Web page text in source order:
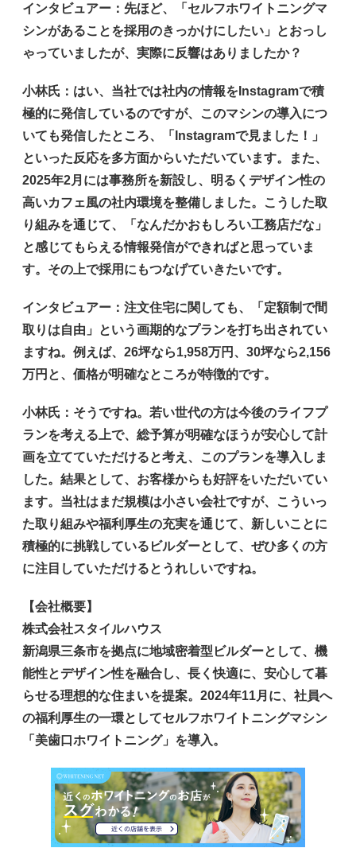
インタビュアー ：先ほど、「セルフホワイトニングマ
シンがあることを採用のきっかけにしたい」とおっし
ゃっていましたが、実際に反響はありましたか？
小林氏 ：はい、当社では社内の情報をInstagramで積
極的に発信しているのですが、このマシンの導入につ
いても発信したところ、「Instagramで見ました！」
といった反応を多方面からいただいています。また、
2025年2月には事務所を新設し、明るくデザイン性の
高いカフェ風の社内環境を整備しました。こうした取
り組みを通じて、「なんだかおもしろい工務店だな」
と感じてもらえる情報発信ができればと思っていま
す。その上で採用にもつなげていきたいです。
インタビュアー ：注文住宅に関しても、「定額制で間
取りは自由」という画期的なプランを打ち出されてい
ますね。例えば、26坪なら1,958万円、30坪なら2,156
万円と、価格が明確なところが特徴的です。
小林氏 ：そうですね。若い世代の方は今後のライフプ
ランを考える上で、総予算が明確なほうが安心して計
画を立てていただけると考え、このプランを導入しま
した。結果として、お客様からも好評をいただいてい
ます。当社はまだ規模は小さい会社ですが、こういっ
た取り組みや福利厚生の充実を通じて、新しいことに
積極的に挑戦しているビルダーとして、ぜひ多くの方
に注目していただけるとうれしいですね。
【会社概要】
株式会社スタイルハウス
新潟県三条市を拠点に地域密着型ビルダーとして、機
能性とデザイン性を融合し、長く快適に、安心して暮
らせる理想的な住まいを提案。2024年11月に、社員へ
の福利厚生の一環としてセルフホワイトニングマシン
「美歯口ホワイトニング」を導入。